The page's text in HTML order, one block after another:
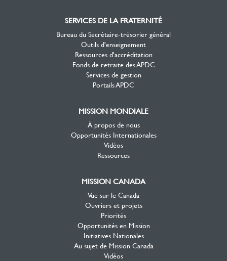
SERVICES DE LA FRATERNITÉ
Bureau du Secrétaire-trésorier général
Outils d'enseignement
Ressources d'accréditation
Fonds de retraite des APDC
Services de gestion
Portails APDC
MISSION MONDIALE
À propos de nous
Opportunités Internationales
Vidéos
Ressources
MISSION CANADA
Vue sur le Canada
Ouvriers et projets
Priorités
Opportunités en Mission
Initiatives Nationales
Au sujet de Mission Canada
Vidéos